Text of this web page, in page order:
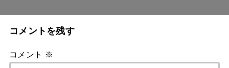
コメントを残す
コメント ※